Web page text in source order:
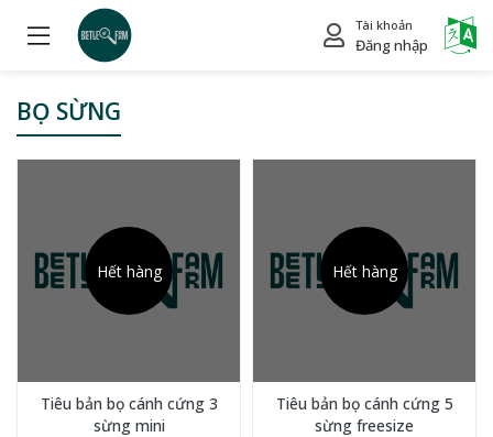
Tài khoản
Đăng nhập
BỌ SỪNG
Hết hàng
Tiêu bản bọ cánh cứng 3
sừng mini
Hết hàng
Tiêu bản bọ cánh cứng 5
sừng freesize